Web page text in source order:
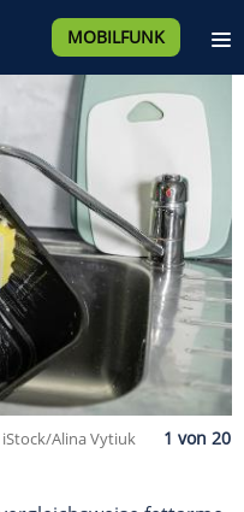
MOBILFUNK
iStock/Alina Vytiuk